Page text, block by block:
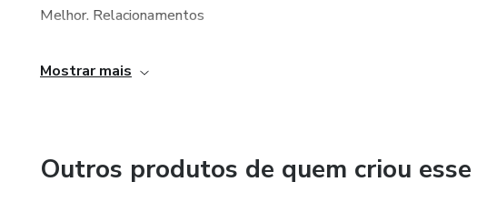
Melhor. Relacionamentos
Mostrar mais
Outros produtos de quem criou